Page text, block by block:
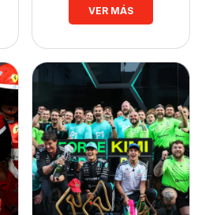
VER MÁS